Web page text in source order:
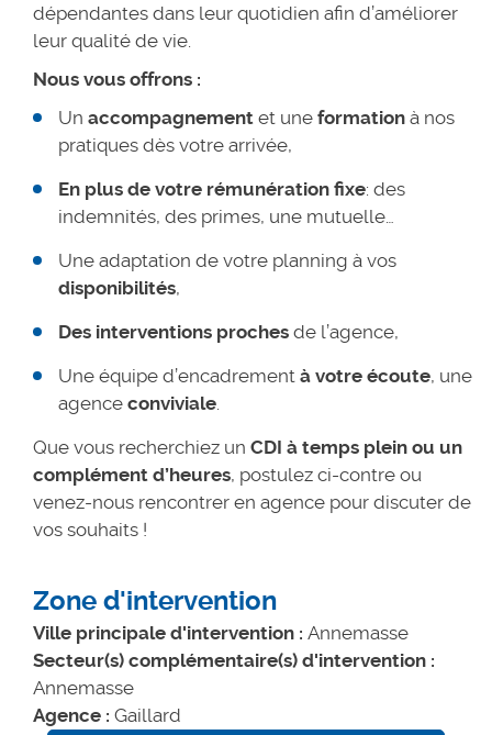
dépendantes dans leur quotidien afin d’améliorer
leur qualité de vie.
Nous vous offrons :
Un accompagnement et une formation à nos
pratiques dès votre arrivée,
En plus de votre rémunération fixe: des
indemnités, des primes, une mutuelle…
Une adaptation de votre planning à vos
disponibilités,
Des interventions proches de l’agence,
Une équipe d’encadrement à votre écoute, une
agence conviviale
Que vous recherchiez un CDI à temps plein ou un
complément d’heures, postulez ci-contre ou
venez-nous rencontrer en agence pour discuter de
vos souhaits !
Zone d'intervention
Ville principale d'intervention : Annemasse
Secteur(s) complémentaire(s) d'intervention :
Annemasse
Agence : Gaillard